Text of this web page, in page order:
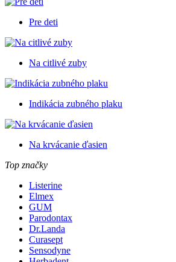
Pre deti
Na citlivé zuby
Indikácia zubného plaku
Na krvácanie ďasien
Top značky
Listerine
Elmex
GUM
Parodontax
Dr.Landa
Curasept
Sensodyne